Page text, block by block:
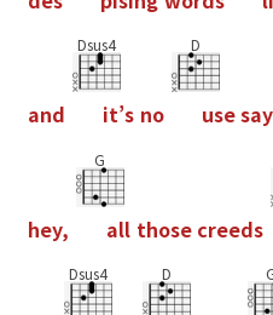
and
Dsus4
it’s no
D
usesay
hey,
G
all those creeds
Dsus4 D